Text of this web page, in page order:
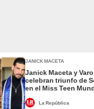
JANICK MACETA
Janick Maceta y
celebran triunfo de
en el Miss Teen
La República